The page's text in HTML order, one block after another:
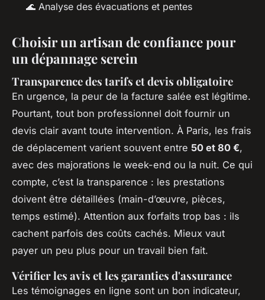
🌊 Analyse des évacuations et pentes
Choisir un artisan de confiance pour
un dépannage serein
Transparence des tarifs et devis obligatoire
En urgence, la peur de la facture salée est légitime.
Pourtant, tout bon professionnel doit fournir un
devis clair avant toute intervention. À Paris, les frais
de déplacement varient souvent entre 50 et 80 €,
avec des majorations le week-end ou la nuit. Ce qui
compte, c’est la transparence : les prestations
doivent être détaillées (main-d’œuvre, pièces,
temps estimé). Attention aux forfaits trop bas : ils
cachent parfois des coûts cachés. Mieux vaut
payer un peu plus pour un travail bien fait.
Vérifier les avis et les garanties d'assurance
Les témoignages en ligne sont un bon indicateur,